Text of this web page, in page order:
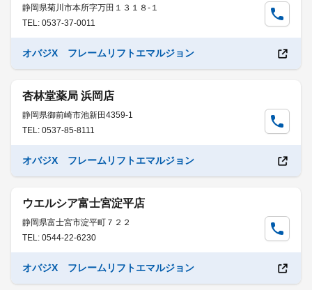
静岡県菊川市本所字万田１３１８-１
TEL: 0537-37-0011
オバジX フレームリフトエマルジョン
杏林堂薬局 浜岡店
静岡県御前崎市池新田4359-1
TEL: 0537-85-8111
オバジX フレームリフトエマルジョン
ウエルシア富士宮淀平店
静岡県富士宮市淀平町７２２
TEL: 0544-22-6230
オバジX フレームリフトエマルジョン